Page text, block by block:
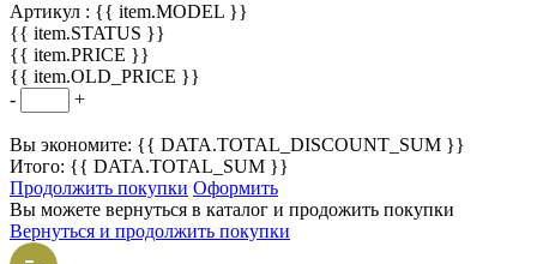
Артикул : {{ item.MODEL }}
{{ item.STATUS }}
{{ item.PRICE }}
{{ item.OLD_PRICE }}
-
+
Вы экономите: {{ DATA.TOTAL_DISCOUNT_SUM }}
Итого: {{ DATA.TOTAL_SUM }}
Продолжить покупки Оформить
Вы можете вернуться в каталог и продожить покупки
Вернуться и продолжить покупки